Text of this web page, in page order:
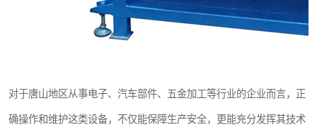
对于唐山地区从事电子、汽车部件、五金加工等行业的企业而言，正
确操作和维护这类设备，不仅能保障生产安全，更能充分发挥其技术